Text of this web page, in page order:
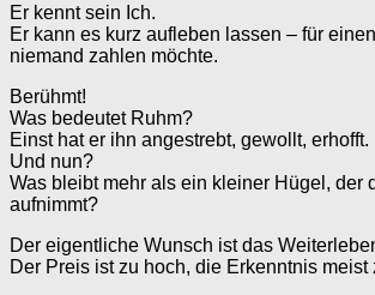
Er kennt sein Ich.
Er kann es kurz aufleben lassen – für
niemand zahlen möchte.
Berühmt!
Was bedeutet Ruhm?
Einst hat er ihn angestrebt, gewollt, erhofft.
Und nun?
Was bleibt mehr als ein kleiner Hügel, der
aufnimmt?
Der eigentliche Wunsch ist das
Der Preis ist zu hoch, die Erkenntnis meist